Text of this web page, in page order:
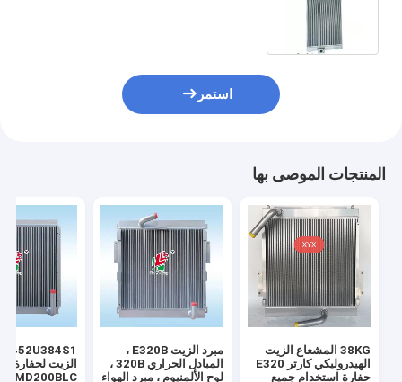
استمر
المنتجات الموصى بها
38KG المشعاع الزيت
الهيدروليكي كارتر E320
حفارة استخدام جميع
مبرد الزيت E320B ،
المبادل الحراري 320B ،
لوح الألمنيوم ، مبرد الهواء
MD200BLC